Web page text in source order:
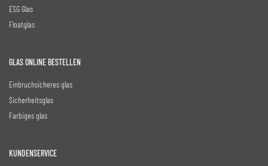
ESG Glas
Floatglas
GLAS ONLINE BESTELLEN
Einbruchsicheres glas
Sicherheitsglas
Farbiges glas
KUNDENSERVICE